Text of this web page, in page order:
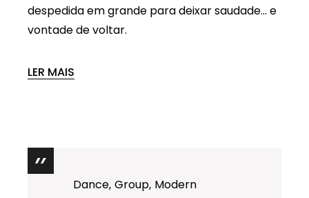
despedida em grande para deixar saudade… e
vontade de voltar.
LER MAIS
Dance Group Modern